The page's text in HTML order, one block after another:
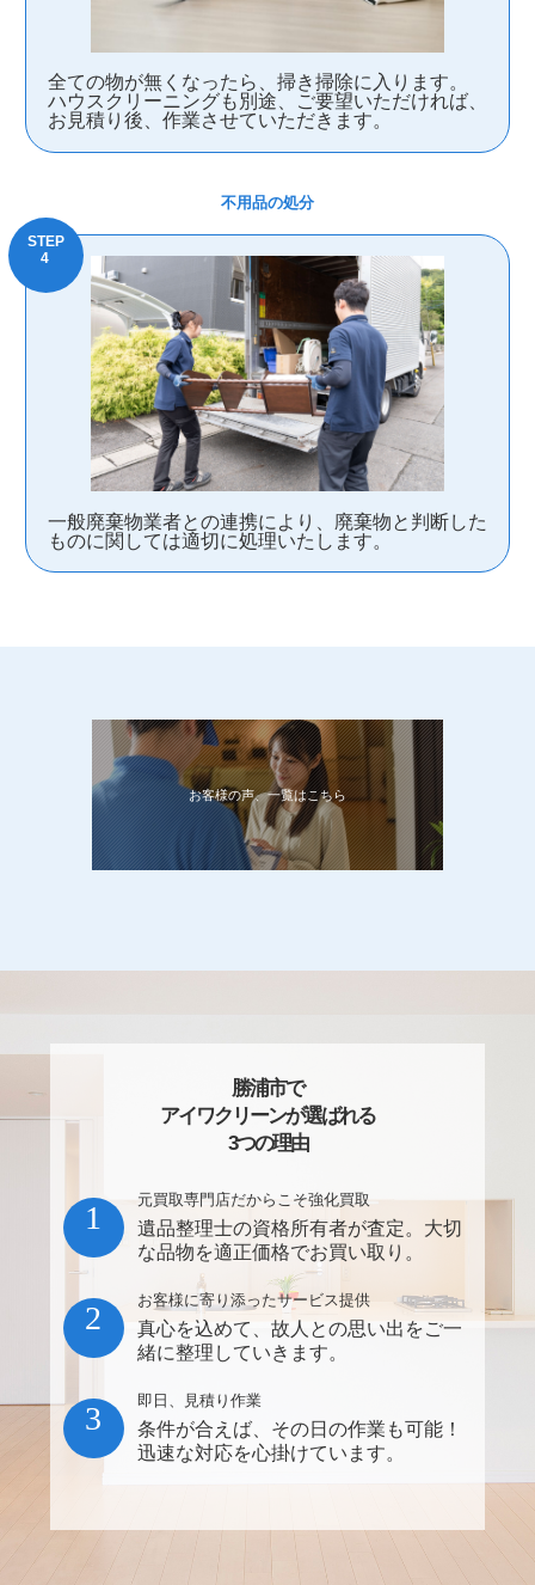
全ての物が無くなったら、掃き掃除に入ります。
ハウスクリーニングも別途、ご要望いただければ、
お見積り後、作業させていただきます。
不用品の処分
一般廃棄物業者との連携により、廃棄物と判断した
ものに関しては適切に処理いたします。
お客様の声、一覧はこちら
勝浦市で
アイワクリーンが選ばれる
3つの理由
元買取専門店だからこそ強化買取
遺品整理士の資格所有者が査定。大切
な品物を適正価格でお買い取り。
1
お客様に寄り添ったサービス提供
真心を込めて、故人との思い出をご一
緒に整理していきます。
2
即日、見積り作業
条件が合えば、その日の作業も可能！
迅速な対応を心掛けています。
3